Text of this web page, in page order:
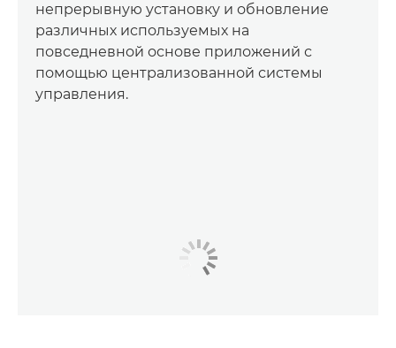
непрерывную установку и обновление
различных используемых на
повседневной основе приложений с
помощью централизованной системы
управления.